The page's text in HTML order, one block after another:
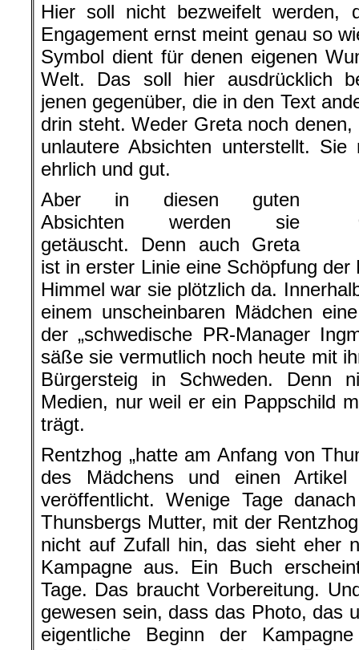
Hier soll nicht bezweifelt werden,
Engagement ernst meint genau so
Symbol dient für denen eigenen
Welt. Das soll hier ausdrücklich
jenen gegenüber, die in den Text
drin steht. Weder Greta noch
unlautere Absichten unterstellt.
ehrlich und gut.
Aber in diesen guten
Absichten werden sie
getäuscht. Denn auch Greta
ist in erster Linie eine Schöpfung
Himmel war sie plötzlich da.
einem unscheinbaren Mädchen
der „schwedische PR-Manager
säße sie vermutlich noch heute mit
Bürgersteig in Schweden. Denn
Medien, nur weil er ein Pappschild
trägt.
Rentzhog „hatte am Anfang von
des Mädchens und einen
veröffentlicht. Wenige Tage
Thunsbergs Mutter, mit der
nicht auf Zufall hin, das sieht eher
Kampagne aus. Ein Buch
Tage. Das braucht Vorbereitung.
gewesen sein, dass das Photo, das
eigentliche Beginn der